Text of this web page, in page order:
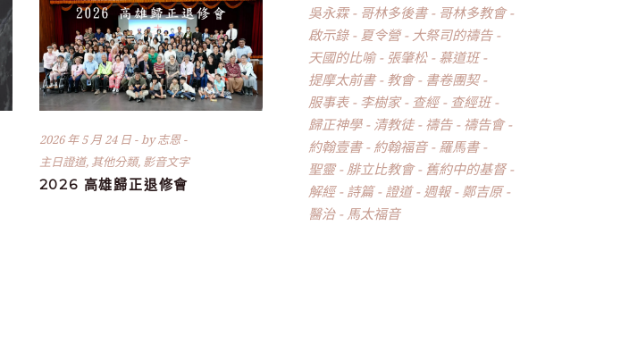
2026 年 5 月 24 日 by志恩
主日證道, 其他分類, 影音文字
2026 高雄歸正退修會
吳永霖
哥林多後書
哥林多教會
啟示錄
夏令營
大祭司的禱告
天國的比喻
張肇松
慕道班
提摩太前書
教會
書卷團契
服事表
李樹家 查經
查經班
歸正神學
清教徒 禱告
禱告會
約翰壹書
約翰福音
羅馬書
聖靈
腓立比教會
舊約中的基督
解經
詩篇 證道 週報
鄭吉原
醫治
馬太福音